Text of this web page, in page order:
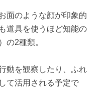
面のような顔が印象的
道具を使うほど知能の
の2種類。
動を観察したり、ふれ
て活用される予定で